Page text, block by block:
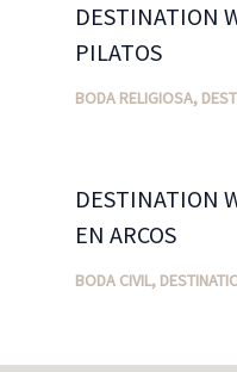
DESTINATION
PILATOS
BODA RELIGIOSA,
DESTINATION
EN ARCOS
BODA CIVIL,